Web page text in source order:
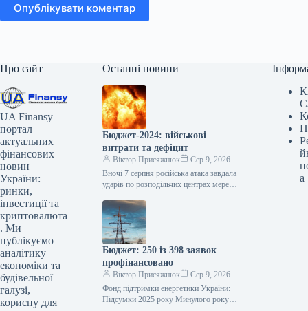
Опублікувати коментар
Про сайт
UA Finansy —
портал
актуальних
фінансових
новин
України:
ринки,
інвестиції та
криптовалюта
. Ми
публікуємо
аналітику
економіки та
будівельної
галузі,
корисну для
Останні новини
Бюджет-2024: військові
витрати та дефіцит
Віктор Присяжнюк
Сер 9, 2026
Вночі 7 серпня російська атака завдала
ударів по розподільчих центрах мережі
пошкодження. На щастя, всі
співробітники, які…
Бюджет: 250 із 398 заявок
профінансовано
Віктор Присяжнюк
Сер 9, 2026
Фонд підтримки енергетики України:
Підсумки 2025 року Минулого року
а